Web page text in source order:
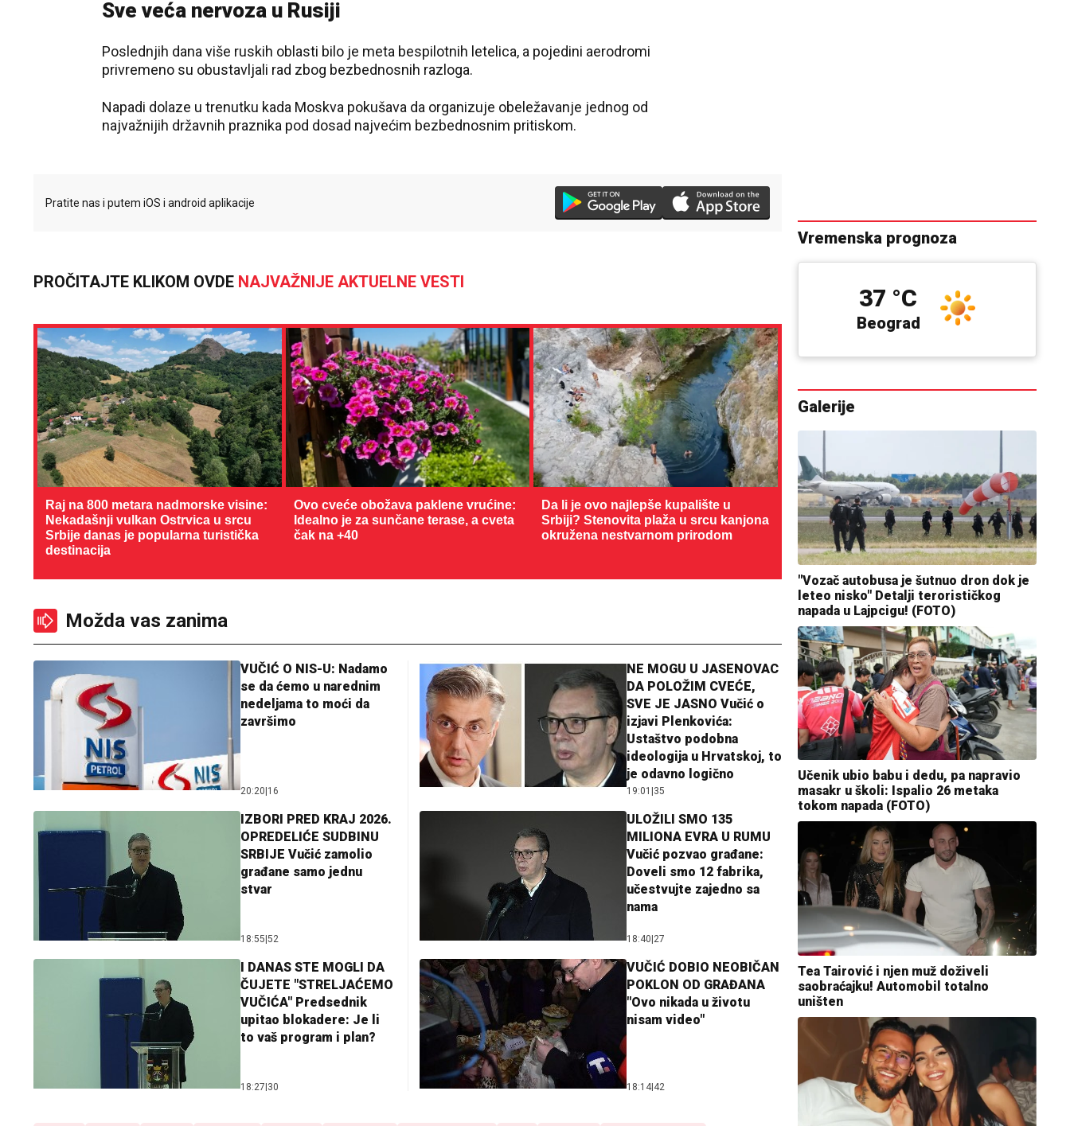
Sve veća nervoza u Rusiji
Poslednjih dana više ruskih oblasti bilo je meta bespilotnih letelica, a pojedini aerodromi
privremeno su obustavljali rad zbog bezbednosnih razloga.
Napadi dolaze u trenutku kada Moskva pokušava da organizuje obeležavanje jednog od
najvažnijih državnih praznika pod dosad najvećim bezbednosnim pritiskom.
Pratite nas i putem iOS i android aplikacije
PROČITAJTE KLIKOM OVDE NAJVAŽNIJE AKTUELNE VESTI
Raj na 800 metara nadmorske visine:
Nekadašnji vulkan Ostrvica u srcu
Srbije danas je popularna turistička
destinacija
Ovo cveće obožava paklene vrućine:
Idealno je za sunčane terase, a cveta
čak na +40
Da li je ovo najlepše kupalište u
Srbiji? Stenovita plaža u srcu kanjona
okružena nestvarnom prirodom
Možda vas zanima
VUČIĆ O NIS-U: Nadamo
se da ćemo u narednim
nedeljama to moći da
završimo
20:20 16
NE MOGU U JASENOVAC
DA POLOŽIM CVEĆE,
SVE JE JASNO Vučić o
izjavi Plenkovića:
Ustaštvo podobna
ideologija u Hrvatskoj, to
je odavno logično
19:01 35
IZBORI PRED KRAJ 2026.
OPREDELIĆE SUDBINU
SRBIJE Vučić zamolio
građane samo jednu
stvar
18:55 52
ULOŽILI SMO 135
MILIONA EVRA U RUMU
Vučić pozvao građane:
Doveli smo 12 fabrika,
učestvujte zajedno sa
nama
18:40 27
I DANAS STE MOGLI DA
ČUJETE "STRELJAĆEMO
VUČIĆA" Predsednik
upitao blokadere: Je li
to vaš program i plan?
18:27 30
VUČIĆ DOBIO NEOBIČAN
POKLON OD GRAĐANA
"Ovo nikada u životu
nisam video"
18:14 42
Vremenska prognoza
Loznica Beograd
37 °C
Galerije
"Vozač autobusa je šutnuo dron dok je
leteo nisko" Detalji terorističkog
napada u Lajpcigu! (FOTO)
Učenik ubio babu i dedu, pa napravio
masakr u školi: Ispalio 26 metaka
tokom napada (FOTO)
Tea Tairović i njen muž doživeli
saobraćajku! Automobil totalno
uništen